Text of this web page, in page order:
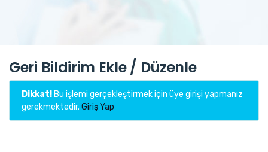
Geri Bildirim Ekle / Düzenle
Dikkat! Bu işlemi gerçekleştirmek için üye girişi yapmanız
gerekmektedir. Giriş Yap